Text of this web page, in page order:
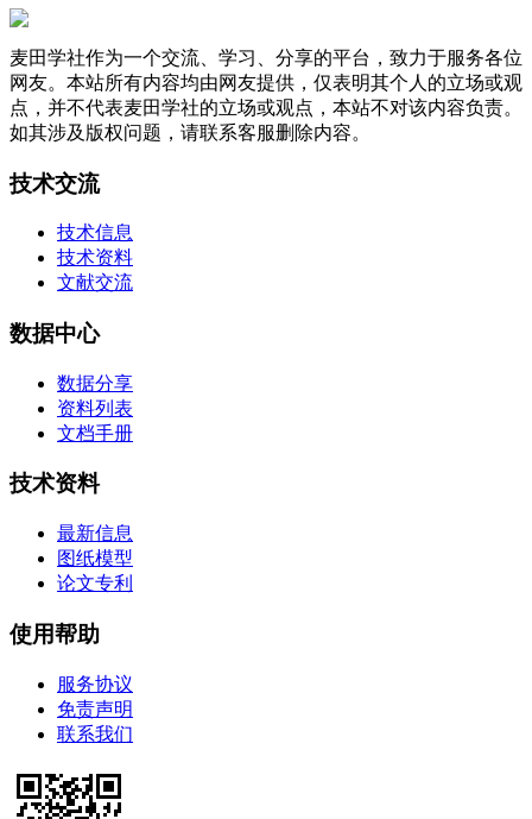
麦田学社作为一个交流、学习、分享的平台，致力于服务各位
网友。本站所有内容均由网友提供，仅表明其个人的立场或观
点，并不代表麦田学社的立场或观点，本站不对该内容负责。
如其涉及版权问题，请联系客服删除内容。
技术交流
技术信息
技术资料
文献交流
数据中心
数据分享
资料列表
文档手册
技术资料
最新信息
图纸模型
论文专利
使用帮助
服务协议
免责声明
联系我们